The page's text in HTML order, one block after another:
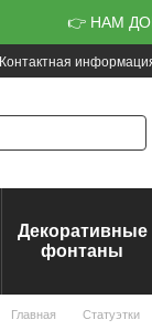
👉 НАМ
Контактная
Декоративные
фонтаны
Главная Статуэтки